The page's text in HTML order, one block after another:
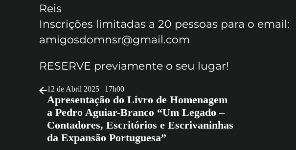
Reis
Inscrições limitadas a 20 pessoas para o email:
amigosdomnsr@gmail.com
RESERVE previamente o seu lugar!
12 de Abril 2025 | 17h00
Apresentação do Livro de Homenagem
a Pedro Aguiar-Branco “Um Legado –
Contadores, Escritórios e Escrivaninhas
da Expansão Portuguesa”